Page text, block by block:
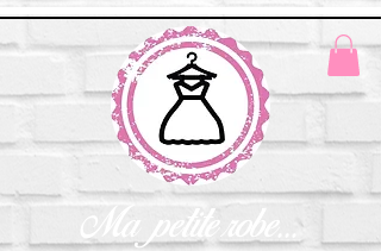
Ma petite robe...